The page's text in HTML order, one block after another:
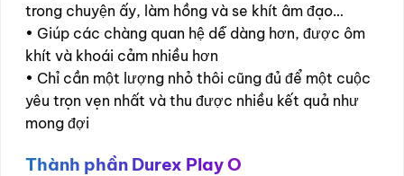
trong chuyện ấy, làm hồng và se khít âm đạo…
• Giúp các chàng quan hệ dễ dàng hơn, được ôm
khít và khoái cảm nhiều hơn
• Chỉ cần một lượng nhỏ thôi cũng đủ để một cuộc
yêu trọn vẹn nhất và thu được nhiều kết quả như
mong đợi
Thành phần Durex Play O